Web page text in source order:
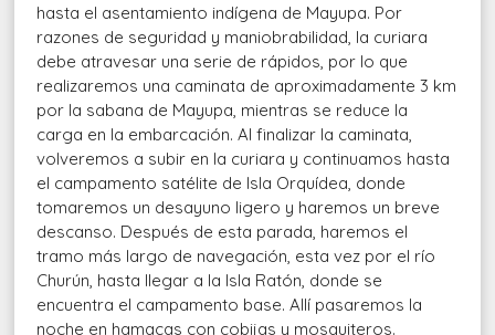
hasta el asentamiento indígena de Mayupa. Por
razones de seguridad y maniobrabilidad, la curiara
debe atravesar una serie de rápidos, por lo que
realizaremos una caminata de aproximadamente 3 km
por la sabana de Mayupa, mientras se reduce la
carga en la embarcación. Al finalizar la caminata,
volveremos a subir en la curiara y continuamos hasta
el campamento satélite de Isla Orquídea, donde
tomaremos un desayuno ligero y haremos un breve
descanso. Después de esta parada, haremos el
tramo más largo de navegación, esta vez por el río
Churún, hasta llegar a la Isla Ratón, donde se
encuentra el campamento base. Allí pasaremos la
noche en hamacas con cobijas y mosquiteros.